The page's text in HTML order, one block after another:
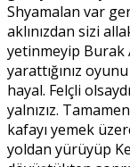
Shyamalan var
aklınızdan sizi
yetinmeyip Burak
yarattığınız
hayal. Felçli
yalnızız.
kafayı yemek
yoldan yürüyüp